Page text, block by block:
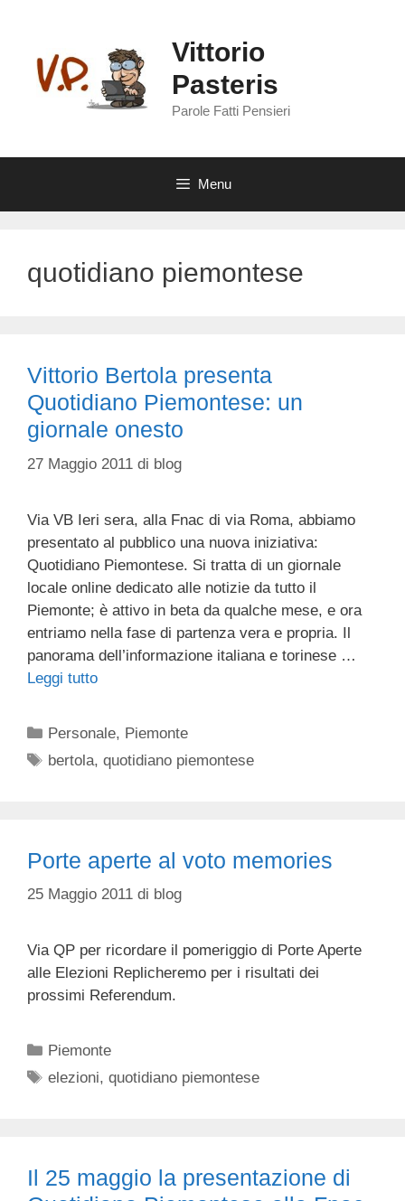
contenuto
Vittorio
Pasteris
Parole Fatti Pensieri
Menu
quotidiano piemontese
Vittorio Bertola presenta
Quotidiano Piemontese: un
giornale onesto
27 Maggio 2011 di blog
Via VB Ieri sera, alla Fnac di via Roma, abbiamo
presentato al pubblico una nuova iniziativa:
Quotidiano Piemontese. Si tratta di un giornale
locale online dedicato alle notizie da tutto il
Piemonte; è attivo in beta da qualche mese, e ora
entriamo nella fase di partenza vera e propria. Il
panorama dell’informazione italiana e torinese …
Leggi tutto
Categorie
Personale, Piemonte
Tag
bertola,quotidiano piemontese
Porte aperte al voto memories
25 Maggio 2011 di blog
Via QP per ricordare il pomeriggio di Porte Aperte
alle Elezioni Replicheremo per i risultati dei
prossimi Referendum.
Categorie
Piemonte
Tag
elezioni,quotidiano piemontese
Il 25 maggio la presentazione di